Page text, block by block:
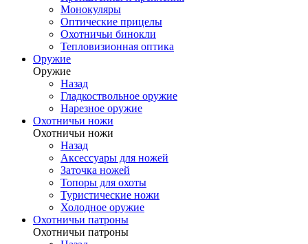
Монокуляры
Оптические прицелы
Охотничьи бинокли
Тепловизионная оптика
Оружие
Оружие
Назад
Гладкоствольное оружие
Нарезное оружие
Охотничьи ножи
Охотничьи ножи
Назад
Аксессуары для ножей
Заточка ножей
Топоры для охоты
Туристические ножи
Холодное оружие
Охотничьи патроны
Охотничьи патроны